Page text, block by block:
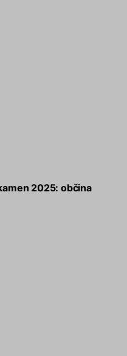
2025: občina